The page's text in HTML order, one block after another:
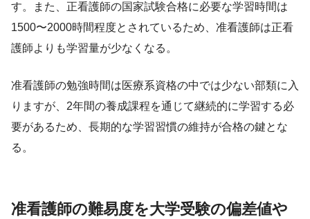
す。また、正看護師の国家試験合格に必要な学習時間は
1500〜2000時間程度とされているため、准看護師は正看
護師よりも学習量が少なくなる。
准看護師の勉強時間は医療系資格の中では少ない部類に入
りますが、2年間の養成課程を通じて継続的に学習する必
要があるため、長期的な学習習慣の維持が合格の鍵とな
る。
准看護師の難易度を大学受験の偏差値や